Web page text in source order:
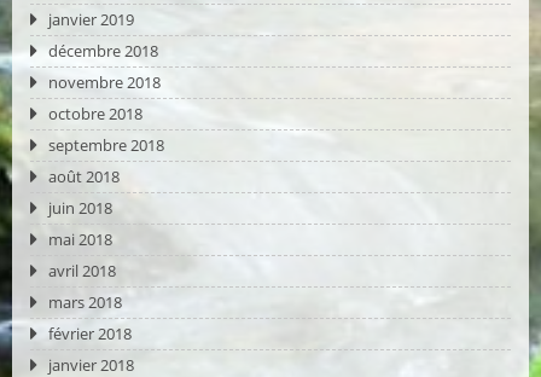
janvier 2019
décembre 2018
novembre 2018
octobre 2018
septembre 2018
août 2018
juin 2018
mai 2018
avril 2018
mars 2018
février 2018
janvier 2018